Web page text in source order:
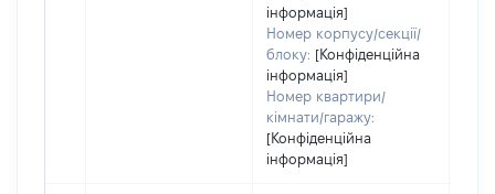
інформація]
Номер корпусу/секції/
блоку: [Конфіденційна
інформація]
Номер квартири/
кімнати/гаражу:
[Конфіденційна
інформація]